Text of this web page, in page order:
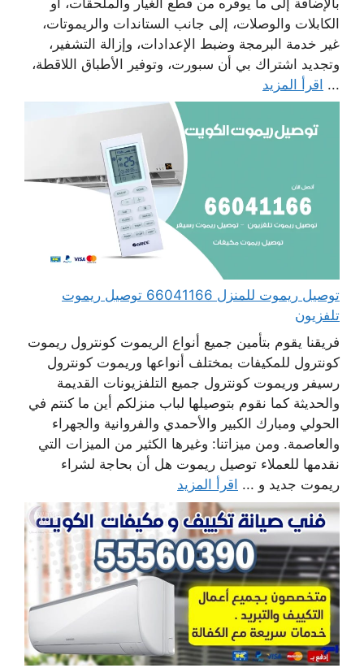
الكابلات والوصلات، إلى جانب الستاندات والريموتات،
غير خدمة البرمجة وضبط الإعدادات، وإزالة التشفير،
وتجديد اشتراك بي أن سبورت، وتوفير الأطباق اللاقطة،
... اقرأ المزيد
توصيل ريموت للمنزل 66041166 توصيل ريموت
تلفزيون
فريقنا يقوم بتأمين جميع أنواع الريموت كونترول ريموت
كونترول للمكيفات بمختلف أنواعها وريموت كونترول
رسيفر وريموت كونترول جميع التلفزيونات القديمة
والحديثة كما نقوم بتوصيلها لباب منزلكم أين ما كنتم في
الحولي ومبارك الكبير والأحمدي والفروانية والجهراء
والعاصمة. ومن ميزاتنا: وغيرها الكثير من الميزات التي
نقدمها للعملاء توصيل ريموت هل أن بحاجة لشراء
ريموت جديد و ... اقرأ المزيد